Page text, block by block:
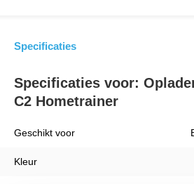
Specificaties
Specificaties voor:
C2 Hometrainer
Geschikt voor
Kleur